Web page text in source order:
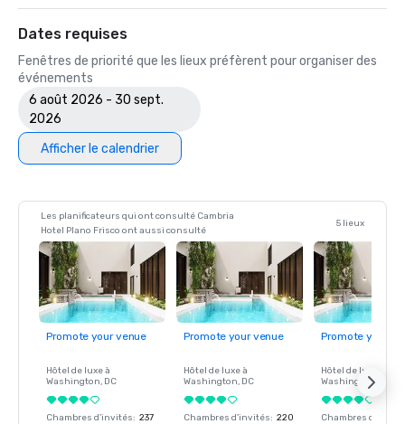
Dates requises
Fenêtres de priorité que les lieux préfèrent pour organiser des
événements
6 août 2026 - 30 sept.
2026
Afficher le calendrier
Les planificateurs qui ont consulté Cambria
Hotel Plano Frisco ont aussi consulté
5 lieux
Promote your venue
Hôtel de luxe à
Washington, DC
Chambres d'invités: 237
Promote your venue
Hôtel de luxe à
Washington, DC
Chambres d'invités: 220
Promote your
Hôtel de luxe à
Washington
Chambres